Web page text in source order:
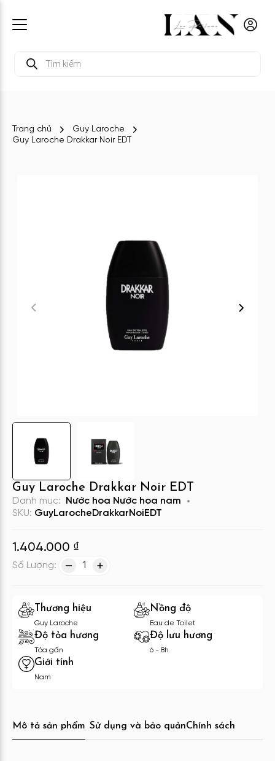
kiếm
Trang chủ
Guy Laroche
Guy Laroche Drakkar Noir EDT
Guy Laroche Drakkar Noir EDT
Danh mục: Nước hoa Nước hoa nam
SKU: GuyLarocheDrakkarNoiEDT
1.404.000 ₫
Số Lượng: 1
Thương hiệu
Guy Laroche
Nồng độ
Eau de Toilet
Độ tỏa hương
Tỏa gần
Độ lưu hương
6 - 8h
Giới tính
Nam
Mô tả sản phẩm Sử dụng và bảo quảnChính sách